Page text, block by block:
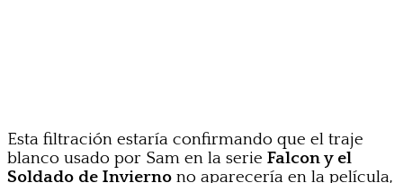
Esta filtración estaría confirmando que el traje
blanco usado por Sam en la serie Falcon y el
Soldado de Invierno no aparecería en la película,